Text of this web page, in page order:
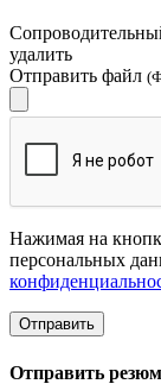
удалить
Отправить файл
Нажимая на
персональных
Отправить
Отправить